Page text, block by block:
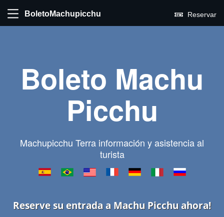
BoletoMachupicchu Reservar
Boleto Machu
Picchu
Machupicchu Terra información y asistencia al
turista
Reserve su entrada a Machu Picchu ahora!